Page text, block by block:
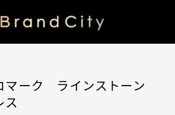
マーク ラインストーン
ス